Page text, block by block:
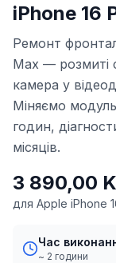
iPhone 16
Ремонт
Max — розмиті
камера у
Міняємо
годин,
місяців.
3 890,00
для Apple iPhone
Час
~ 2 години